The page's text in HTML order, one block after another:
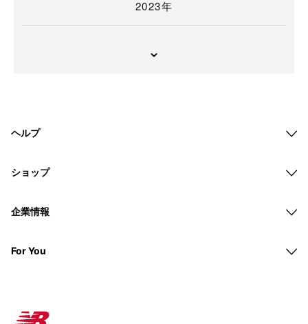
2023年
ヘルプ
ショップ
企業情報
For You